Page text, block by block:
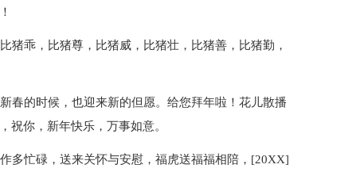
猪乖，比猪尊，比猪威，比猪壮，比猪善，比猪勤，
春的时候，也迎来新的但愿。给您拜年啦！花儿散播
祝你，新年快乐，万事如意。
多忙碌，送来关怀与安慰，福虎送福福相陪，[20XX]